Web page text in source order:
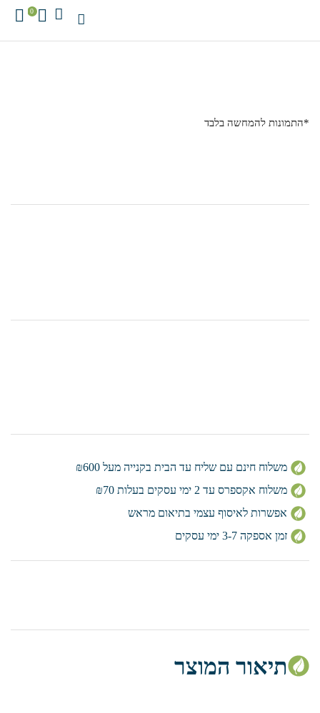
0
*התמונות להמחשה בלבד
משלוח חינם עם שליח עד הבית בקנייה מעל ₪600
משלוח אקספרס עד 2 ימי עסקים בעלות ₪70
אפשרות לאיסוף עצמי בתיאום מראש
זמן אספקה 3-7 ימי עסקים
תיאור המוצר